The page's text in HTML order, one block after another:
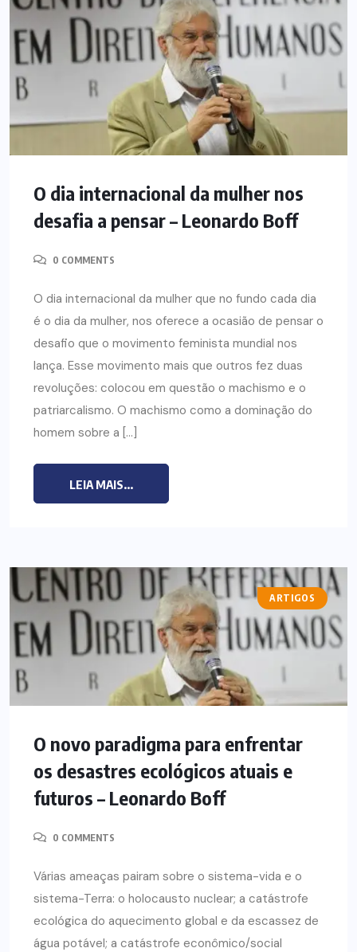
O dia internacional da mulher nos
desafia a pensar – Leonardo Boff
0 COMMENTS
O dia internacional da mulher que no fundo cada dia
é o dia da mulher, nos oferece a ocasião de pensar o
desafio que o movimento feminista mundial nos
lança. Esse movimento mais que outros fez duas
revoluções: colocou em questão o machismo e o
patriarcalismo. O machismo como a dominação do
homem sobre a […]
LEIA MAIS...
ARTIGOS
O novo paradigma para enfrentar
os desastres ecológicos atuais e
futuros – Leonardo Boff
0 COMMENTS
Várias ameaças pairam sobre o sistema-vida e o
sistema-Terra: o holocausto nuclear; a catástrofe
ecológica do aquecimento global e da escassez de
água potável; a catástrofe econômico/social